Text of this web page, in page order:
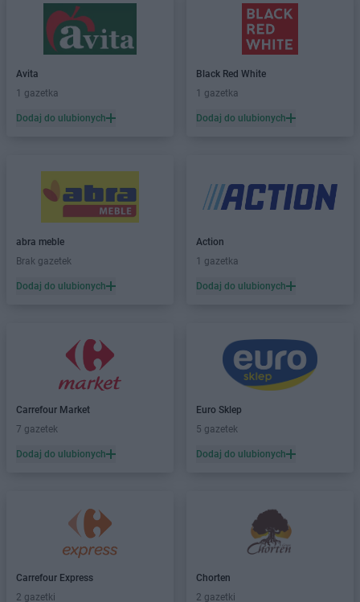
Siedlce
Tarnowskie Góry
Ziko Warszawa
Ziko Wrocław
Ziko Zielona Góra
Avita
1 gazetka
Dodaj do ulubionych
Black Red White
1 gazetka
Dodaj do ulubionych
abra meble
Brak gazetek
Dodaj do ulubionych
Action
1 gazetka
Dodaj do ulubionych
Carrefour Market
7 gazetek
Dodaj do ulubionych
Euro Sklep
5 gazetek
Dodaj do ulubionych
Carrefour Express
2 gazetki
Chorten
2 gazetki